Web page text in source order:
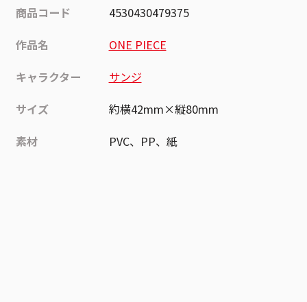
商品コード
4530430479375
作品名
ONE PIECE
キャラクター
サンジ
サイズ
約横42mm×縦80mm
素材
PVC、PP、紙